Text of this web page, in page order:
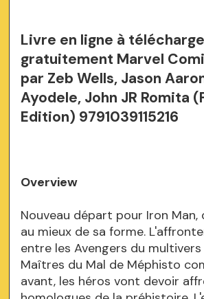
Livre en ligne à
gratuitement Marvel
par Zeb Wells, Jason
Ayodele, John JR Romita
Edition) 9791039115216
Overview
Nouveau départ pour Iron Man,
au mieux de sa forme.
entre les Avengers du
Maîtres du Mal de Méphisto
avant, les héros vont devoir